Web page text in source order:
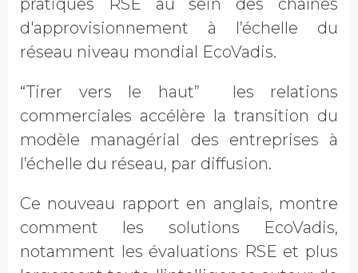
pratiques RSE au sein des chaînes
d'approvisionnement à l’échelle du
réseau niveau mondial EcoVadis.
“Tirer vers le haut” les relations
commerciales accélère la transition du
modèle managérial des entreprises à
l’échelle du réseau, par diffusion.
Ce nouveau rapport en anglais, montre
comment les solutions EcoVadis,
notamment les évaluations RSE et plus